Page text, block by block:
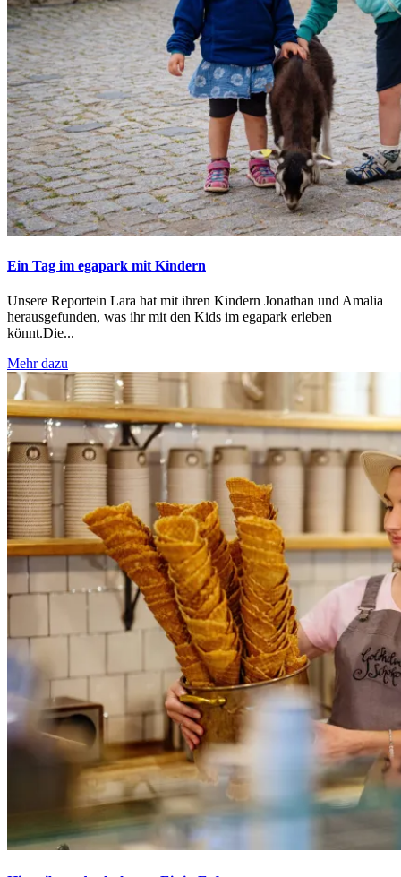
Ein Tag im egapark mit Kindern
Unsere Reportein Lara hat mit ihren Kindern Jonathan und Amalia
herausgefunden, was ihr mit den Kids im egapark erleben
könnt.Die...
Mehr dazu